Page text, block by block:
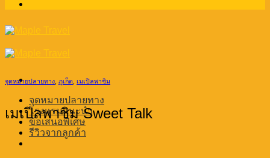
จุดหมายปลายทาง
โรงแรมแนะนำ
ข้อเสนอพิเศษ
รีวิวจากลูกค้า
จุดหมายปลายทาง ภูเก็ต เมเปิลพาชิม
เมเปิลพาชิม Sweet Talk